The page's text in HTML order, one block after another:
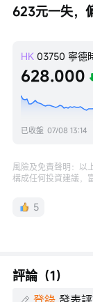
623元一失，
HK 03750 寧德
628.000
已收盤 07/08 13:14
風險及免責聲明：以
構成任何投資建議，
5
評論（1）